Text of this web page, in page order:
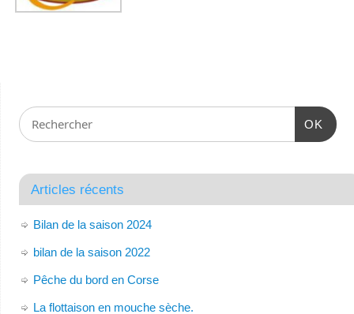
OK
Articles récents
Bilan de la saison 2024
bilan de la saison 2022
Pêche du bord en Corse
La flottaison en mouche sèche.